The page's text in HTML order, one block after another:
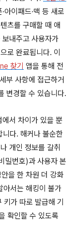
아이패드∙맥 등 새로
츠를 구매할 때 애
내주고 사용자가
로 완료됩니다. 이
찾기 앱을 통해 전
부 사항에 접근하거
변경할 수 있습니다.
서 차이가 있을 뿐
다. 해커나 불순한
개인 정보를 갈취
밀번호)과 사용자 본
을 한 차원 더 강화
아서는 해킹이 불가
가 따로 발급해 기
확인할 수 있도록